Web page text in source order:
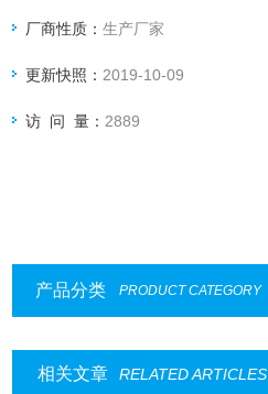
厂商性质：生产厂家
更新快照： 2019-10-09
访 问 量： 2889
产品分类 PRODUCT CATEGORY
相关文章 RELATED ARTICLES